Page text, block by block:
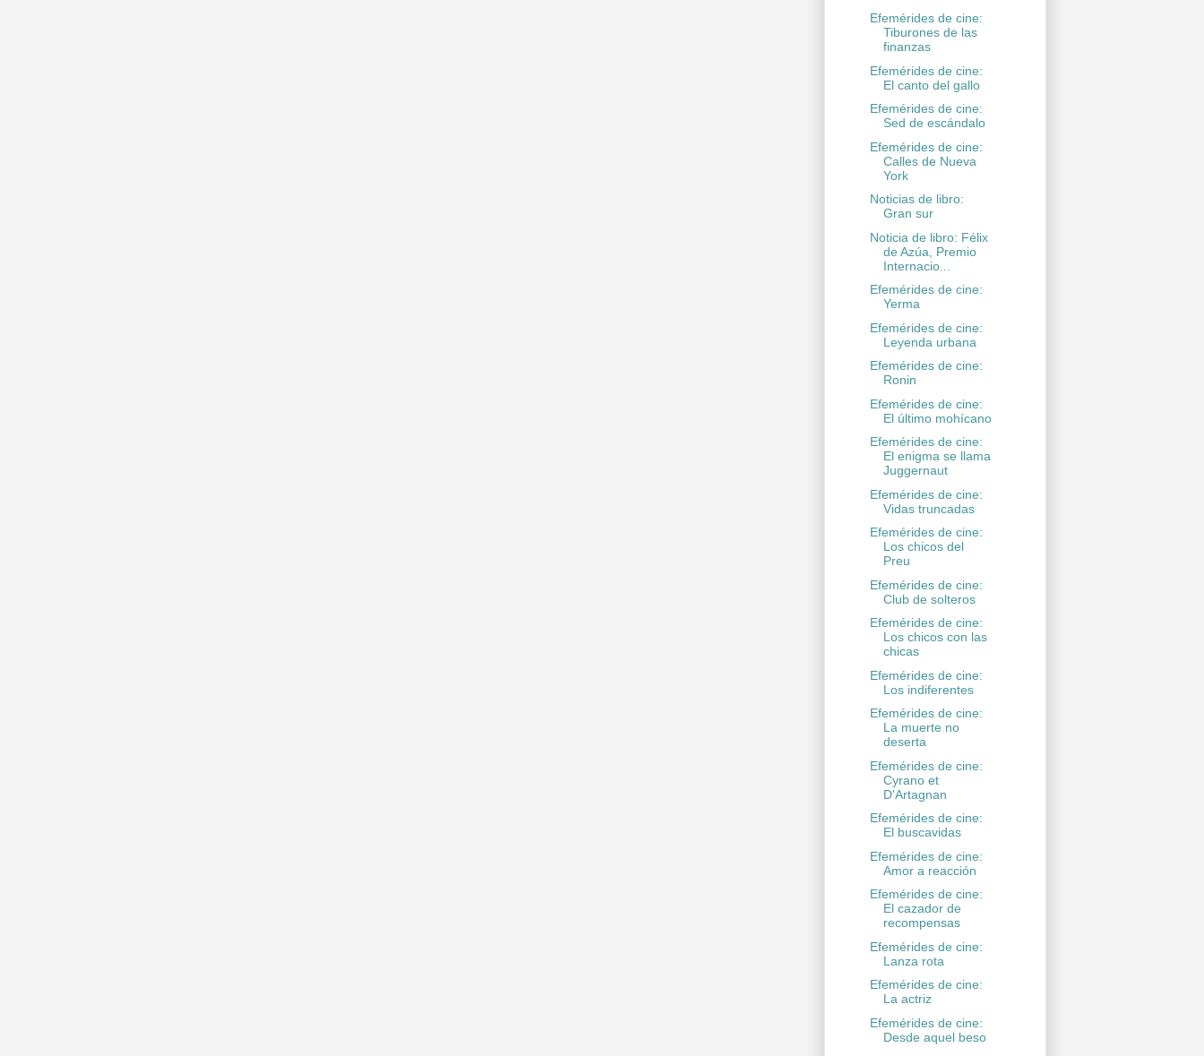
Efemérides de cine:
Tiburones de las
finanzas
Efemérides de cine:
El canto del gallo
Efemérides de cine:
Sed de escándalo
Efemérides de cine:
Calles de Nueva
York
Noticias de libro:
Gran sur
Noticia de libro: Félix
de Azúa, Premio
Internacio...
Efemérides de cine:
Yerma
Efemérides de cine:
Leyenda urbana
Efemérides de cine:
Ronin
Efemérides de cine:
El último mohícano
Efemérides de cine:
El enigma se llama
Juggernaut
Efemérides de cine:
Vidas truncadas
Efemérides de cine:
Los chicos del
Preu
Efemérides de cine:
Club de solteros
Efemérides de cine:
Los chicos con las
chicas
Efemérides de cine:
Los indiferentes
Efemérides de cine:
La muerte no
deserta
Efemérides de cine:
Cyrano et
D'Artagnan
Efemérides de cine:
El buscavidas
Efemérides de cine:
Amor a reacción
Efemérides de cine:
El cazador de
recompensas
Efemérides de cine:
Lanza rota
Efemérides de cine:
La actriz
Efemérides de cine:
Desde aquel beso